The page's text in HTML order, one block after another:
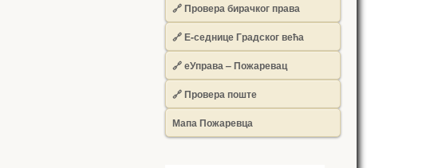
🔗 Провера бирачког права
🔗 Е-седнице Градског већа
🔗 еУправа – Пожаревац
🔗 Провера поште
Мапа Пожаревца